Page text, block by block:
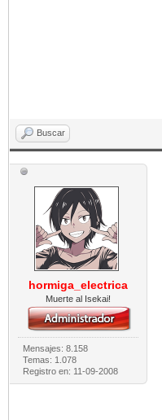
Buscar
hormiga_electrica
Muerte al Isekai!
Mensajes: 8.158
Temas: 1.078
Registro en: 11-09-2008